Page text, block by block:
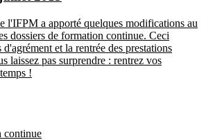
l'IFPM a apporté quelques modifications au
dossiers de formation continue. Ceci
d'agrément et la rentrée des prestations
laissez pas surprendre : rentrez vos
!
continue